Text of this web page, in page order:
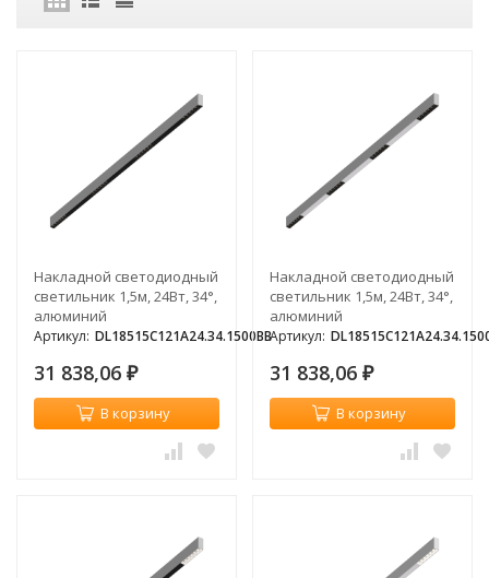
Накладной светодиодный
светильник 1,5м, 24Вт, 34°,
алюминий
Артикул: DL18515C121A24.34.1500BB
31 838,06 ₽
В корзину
Накладной светодиодный
светильник 1,5м, 24Вт, 34°,
алюминий
Артикул:
31 838,06 ₽
В корзину